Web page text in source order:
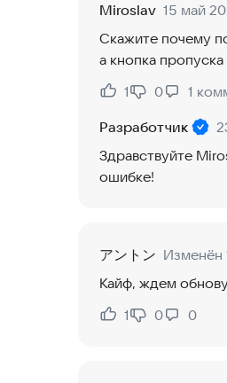
Miroslav 15 май
Скажите почему
а кнопка
Нравится:
1
Не нравится:
0 1
Разработчик
Здравствуйте
ошибке!
アントン Изменён
Кайф, ждем
Нравится:
1
Не нравится:
0 0